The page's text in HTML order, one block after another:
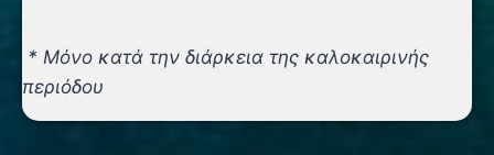
* Μόνο κατά την διάρκεια της καλοκαιρινής
περιόδου